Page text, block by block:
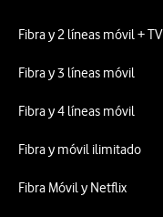
Fibra y 2 líneas móvil + TV
Fibra y 3 líneas móvil
Fibra y 4 líneas móvil
Fibra y móvil ilimitado
Fibra Móvil y Netflix